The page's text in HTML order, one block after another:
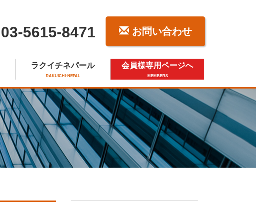
お問い合わせ
03-5615-8471
ラクイチネパール
RAKUICHI-NEPAL
会員様専用ページへ
MEMBERS